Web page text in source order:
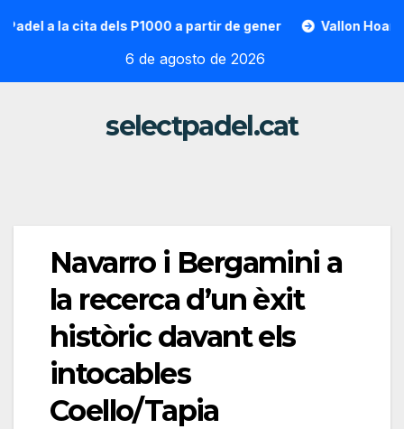
dels P1000 a partir de gener Vallon Hoarau /
6 de agosto de 2026
selectpadel.cat
Navarro i Bergamini a
la recerca d’un èxit
històric davant els
intocables
Coello/Tapia